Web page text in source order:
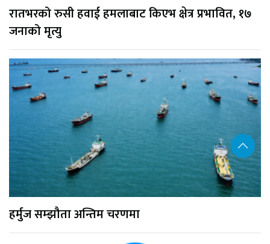
रातभरको रुसी हवाई हमलाबाट किएभ क्षेत्र प्रभावित, १७
जनाको मृत्यु
हर्मुज सम्झौता अन्तिम चरणमा